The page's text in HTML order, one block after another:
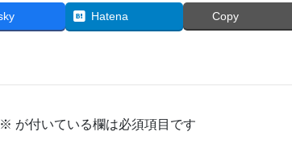
Hatena Copy
※ が付いている欄は必須項目です